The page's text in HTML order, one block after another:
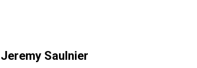
Jeremy Saulnier